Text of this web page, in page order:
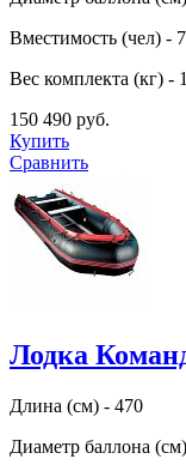
Вместимость (чел) - 7
Вес комплекта (кг) -
150 490 руб.
Купить
Сравнить
Лодка
Длина (см) - 470
Диаметр баллона